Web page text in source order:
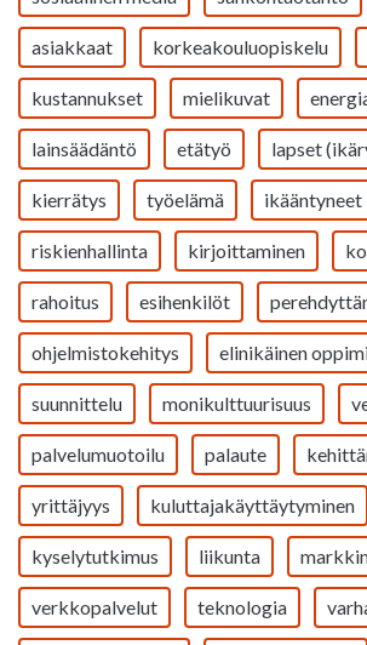
asiakkaat korkeakouluopiskelu
kustannukset mielikuvat
lainsäädäntö etätyö lapset
kierrätys työelämä ikääntyneet
riskienhallinta kirjoittaminen
rahoitus esihenkilöt
ohjelmistokehitys elinikäinen
suunnittelu monikulttuurisuus
palvelumuotoilu palaute
yrittäjyys kuluttajakäyttäytyminen
kyselytutkimus liikunta
verkkopalvelut teknologia